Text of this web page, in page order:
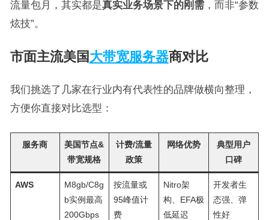
流量包月，其实都是真实业务场景下的刚需，而非“参数
炫技”。
市面主流美国大带宽服务器商对比
我们挑选了几家在行业内有代表性的品牌做横向整理，
方便你直接对比选型：
服务商
美国节点&
带宽规格
计费/流量
政策
网络优势
典型用户
口碑
AWS
M8gb/C8g
b实例最高
200Gbps
按流量或
95峰值计
费
Nitro架
构、EFA极
低延迟
开发者生
态强、弹
性好